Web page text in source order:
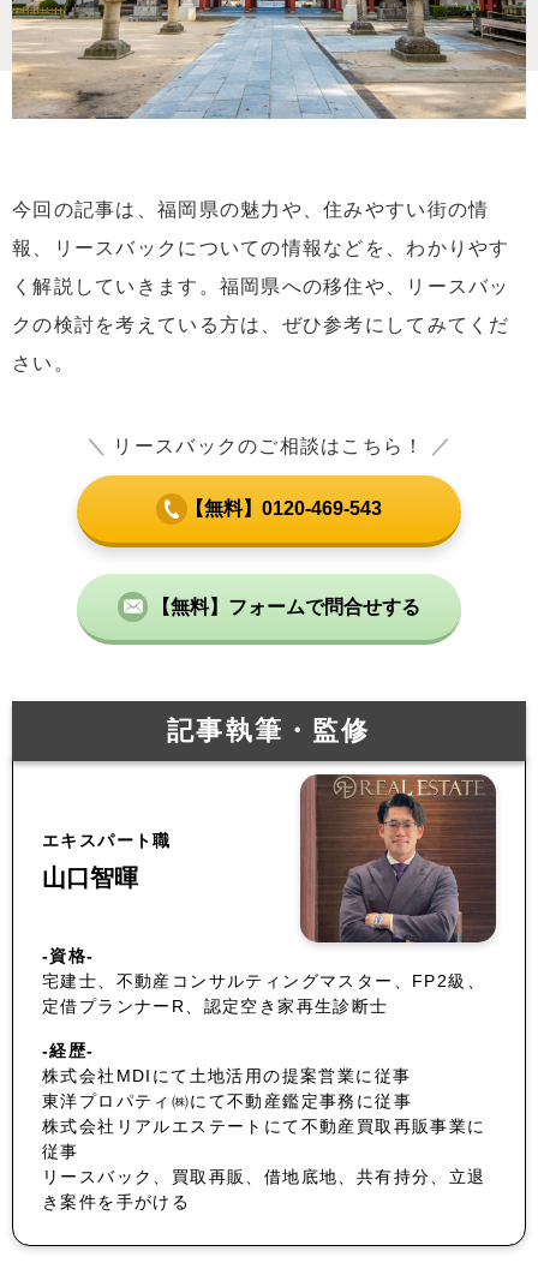
今回の記事は、福岡県の魅力や、住みやすい街の情
報、リースバックについての情報などを、わかりやす
く解説していきます。福岡県への移住や、リースバッ
クの検討を考えている方は、ぜひ参考にしてみてくだ
さい。
＼ リースバックのご相談はこちら！ ／
【無料】0120-469-543
【無料】フォームで問合せする
記事執筆・監修
エキスパート職
山口智暉
-資格-
宅建士、不動産コンサルティングマスター、FP2級、
定借プランナーR、認定空き家再生診断士
-経歴-
株式会社MDIにて土地活用の提案営業に従事
東洋プロパティ㈱にて不動産鑑定事務に従事
株式会社リアルエステートにて不動産買取再販事業に
従事
リースバック、買取再販、借地底地、共有持分、立退
き案件を手がける